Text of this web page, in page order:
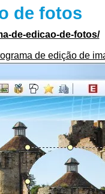
de fotos
de-edicao-de-fotos/
de edição de